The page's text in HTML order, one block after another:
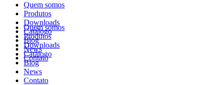
Quem somos
Produtos
Downloads
Catálogo
Blog
News
Contato
Quem somos
Produtos
Downloads
Catálogo
Blog
News
Contato